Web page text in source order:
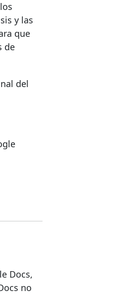
y las
que
de
del
Docs,
no